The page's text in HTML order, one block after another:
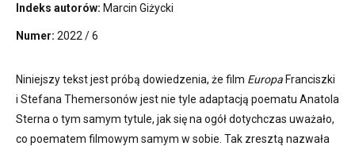
Indeks autorów: Marcin Giżycki
Numer: 2022 / 6
Niniejszy tekst jest próbą dowiedzenia, że film Europa Franciszki
i Stefana Themersonów jest nie tyle adaptacją poematu Anatola
Sterna o tym samym tytule, jak się na ogół dotychczas uważało,
co poematem filmowym samym w sobie. Tak zresztą nazwała